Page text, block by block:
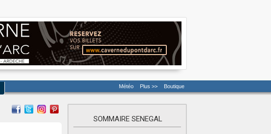
Météo Plus >> Boutique
SOMMAIRE SENEGAL